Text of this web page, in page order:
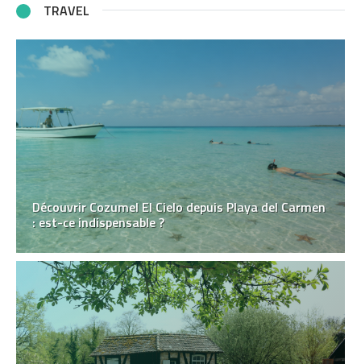
TRAVEL
Découvrir Cozumel El Cielo depuis Playa del Carmen
: est-ce indispensable ?